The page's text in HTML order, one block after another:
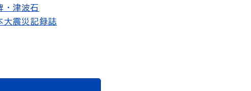
・津波石
震災記録誌